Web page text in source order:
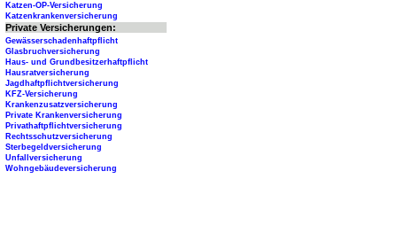
Katzen-OP-Versicherung
Katzenkrankenversicherung
Private Versicherungen:
Gewässerschadenhaftpflicht
Glasbruchversicherung
Haus- und Grundbesitzerhaftpflicht
Hausratversicherung
Jagdhaftpflichtversicherung
KFZ-Versicherung
Krankenzusatzversicherung
Private Krankenversicherung
Privathaftpflichtversicherung
Rechtsschutzversicherung
Sterbegeldversicherung
Unfallversicherung
Wohngebäudeversicherung